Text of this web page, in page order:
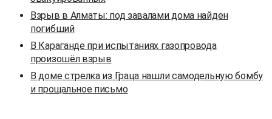
Взрыв в Алматы: под завалами дома найден
погибший
В Караганде при испытаниях газопровода
произошёл взрыв
В доме стрелка из Граца нашли самодельную бомбу
и прощальное письмо